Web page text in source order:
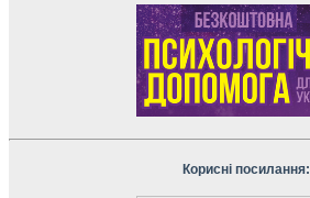
Корисні посилання: